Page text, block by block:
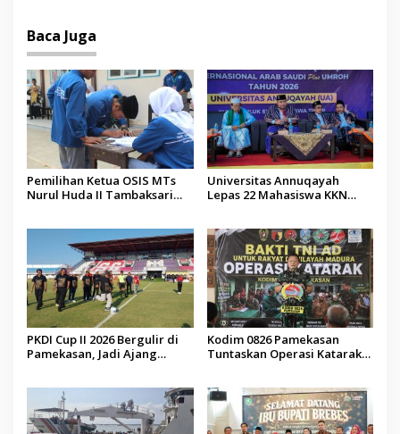
Baca Juga
Pemilihan Ketua OSIS MTs
Nurul Huda II Tambaksari
Universitas Annuqayah
Lepas 22 Mahasiswa KKN
PKDI Cup II 2026 Bergulir di
Pamekasan, Jadi Ajang
Kodim 0826 Pamekasan
Tuntaskan Operasi Katarak